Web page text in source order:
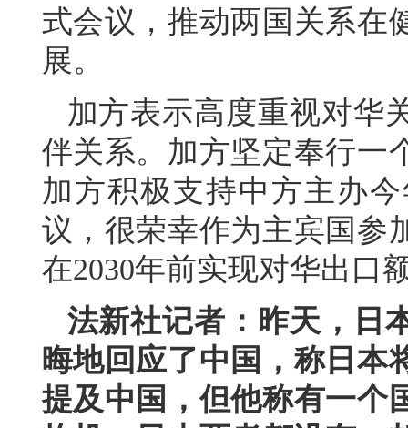
式会议，推动两国关系在
展。
加方表示高度重视对华
伴关系。加方坚定奉行一
加方积极支持中方主办
议，很荣幸作为主宾国参
在2030年前实现对华出口
法新社记者：昨天，日
晦地回应了中国，称日本
提及中国，但他称有一个